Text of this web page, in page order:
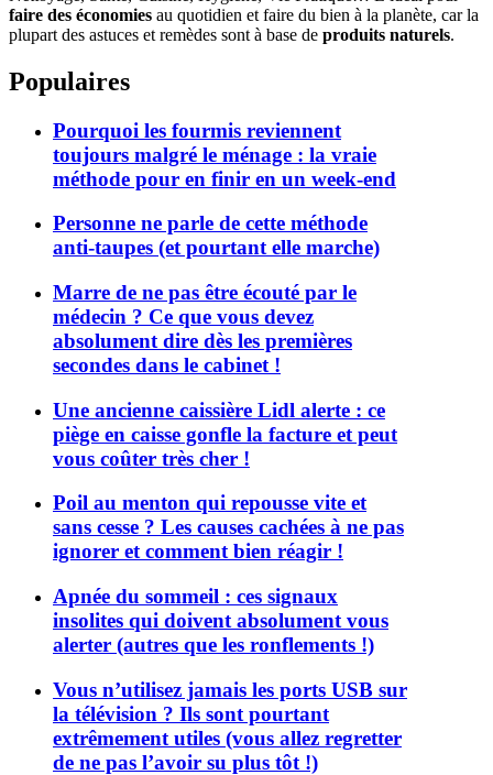
faire des économies au quotidien et faire du bien à la planète, car la
plupart des astuces et remèdes sont à base de produits naturels.
Populaires
Pourquoi les fourmis reviennent
toujours malgré le ménage : la vraie
méthode pour en finir en un week-end
Personne ne parle de cette méthode
anti-taupes (et pourtant elle marche)
Marre de ne pas être écouté par le
médecin ? Ce que vous devez
absolument dire dès les premières
secondes dans le cabinet !
Une ancienne caissière Lidl alerte : ce
piège en caisse gonfle la facture et peut
vous coûter très cher !
Poil au menton qui repousse vite et
sans cesse ? Les causes cachées à ne pas
ignorer et comment bien réagir !
Apnée du sommeil : ces signaux
insolites qui doivent absolument vous
alerter (autres que les ronflements !)
Vous n’utilisez jamais les ports USB sur
la télévision ? Ils sont pourtant
extrêmement utiles (vous allez regretter
de ne pas l’avoir su plus tôt !)